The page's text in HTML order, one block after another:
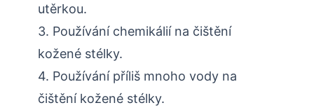
utěrkou.
3. Používání chemikálií na čištění
kožené stélky.
4. Používání příliš mnoho vody na
čištění kožené stélky.